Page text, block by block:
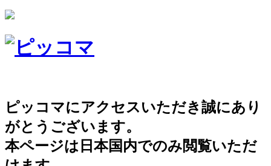
ピッコマにアクセスいただき誠にあり
がとうございます。
本ページは日本国内でのみ閲覧いただ